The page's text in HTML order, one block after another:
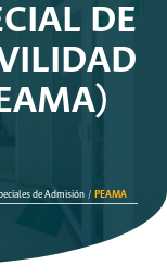
DE
de Admisión / PEAMA